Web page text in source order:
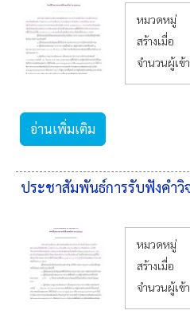
หมวดหมู่
สร้างเมื่อ
จำนวนผู้เข้
อ่านเพิ่มเติม
ประชาสัมพันธ์การรับฟังคำวิ
หมวดหมู่
สร้างเมื่อ
จำนวนผู้เข้